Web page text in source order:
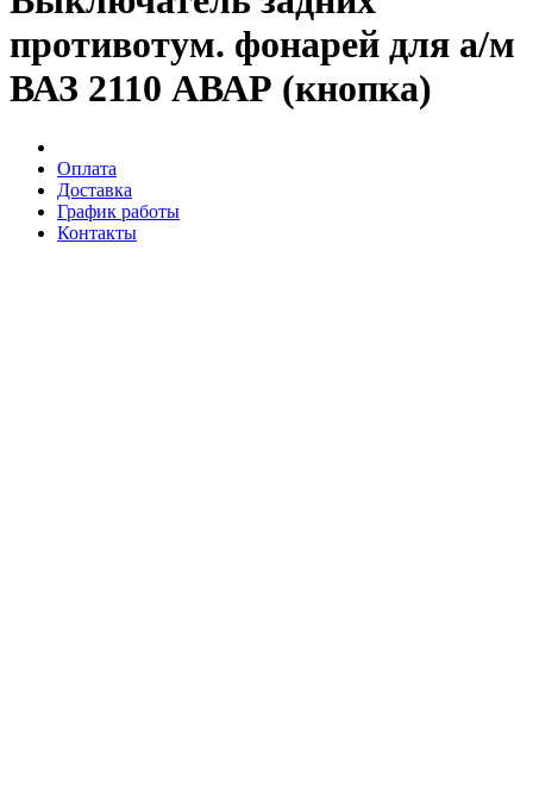
противотум. фонарей для а/м
ВАЗ 2110 АВАР (кнопка)
Оплата
Доставка
График работы
Контакты